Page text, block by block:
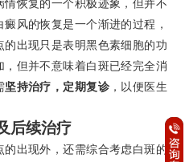
恢复的一个积极迹象，但并不
风的恢复是一个渐进的过程，
出现只是表明黑色素细胞的功
但并不意味着白斑已经完全消
坚持治疗，定期复诊，以便医生
后续治疗
出现外，还需综合考虑白斑的